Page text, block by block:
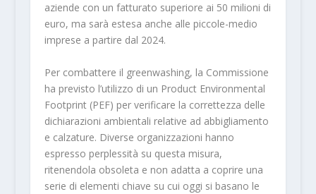
aziende con un fatturato superiore ai 50 milioni di
euro, ma sarà estesa anche alle piccole-medio
imprese a partire dal 2024.
Per combattere il greenwashing, la Commissione
ha previsto l’utilizzo di un Product Environmental
Footprint (PEF) per verificare la correttezza delle
dichiarazioni ambientali relative ad abbigliamento
e calzature. Diverse organizzazioni hanno
espresso perplessità su questa misura,
ritenendola obsoleta e non adatta a coprire una
serie di elementi chiave su cui oggi si basano le